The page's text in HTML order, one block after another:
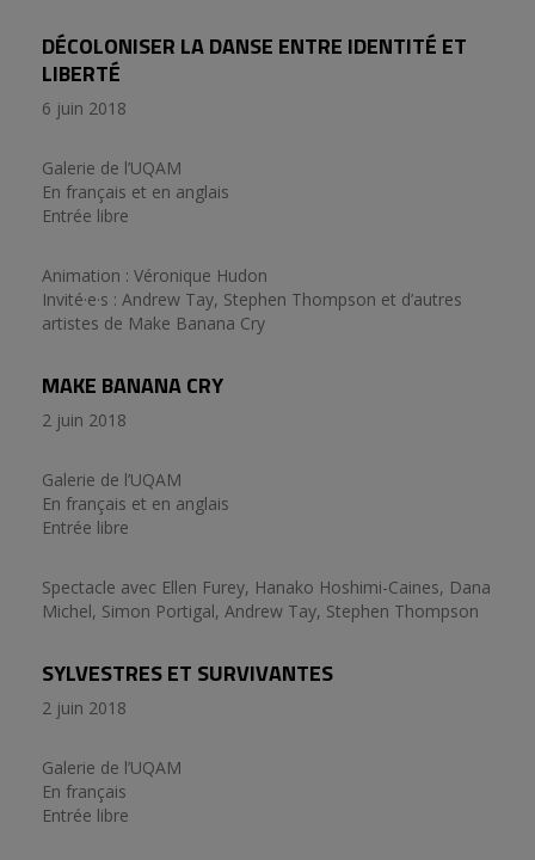
DÉCOLONISER LA DANSE ENTRE IDENTITÉ ET
LIBERTÉ
6 juin 2018
Galerie de l’UQAM
En français et en anglais
Entrée libre
Animation : Véronique Hudon
Invité·e·s : Andrew Tay, Stephen Thompson et d’autres
artistes de Make Banana Cry
MAKE BANANA CRY
2 juin 2018
Galerie de l’UQAM
En français et en anglais
Entrée libre
Spectacle avec Ellen Furey, Hanako Hoshimi-Caines, Dana
Michel, Simon Portigal, Andrew Tay, Stephen Thompson
SYLVESTRES ET SURVIVANTES
2 juin 2018
Galerie de l’UQAM
En français
Entrée libre